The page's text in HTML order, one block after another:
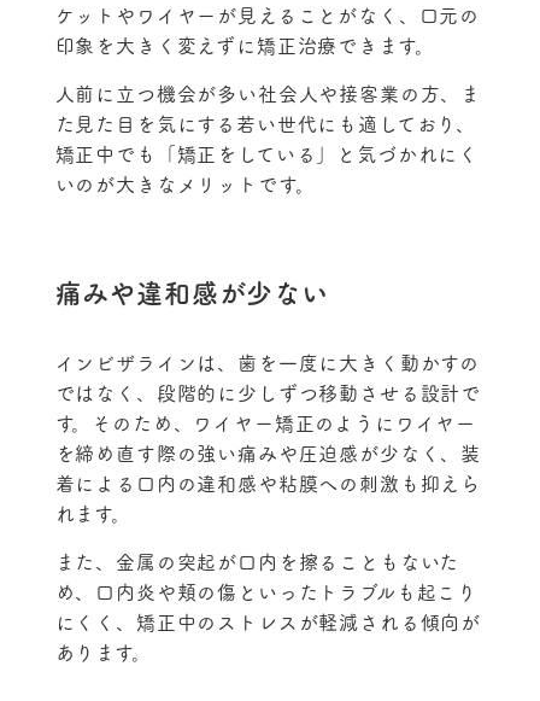
ケットやワイヤーが見えることがなく、口元の
印象を大きく変えずに矯正治療できます。
人前に立つ機会が多い社会人や接客業の方、ま
た見た目を気にする若い世代にも適しており、
矯正中でも「矯正をしている」と気づかれにく
いのが大きなメリットです。
痛みや違和感が少ない
インビザラインは、歯を一度に大きく動かすの
ではなく、段階的に少しずつ移動させる設計で
す。そのため、ワイヤー矯正のようにワイヤー
を締め直す際の強い痛みや圧迫感が少なく、装
着による口内の違和感や粘膜への刺激も抑えら
れます。
また、金属の突起が口内を擦ることもないた
め、口内炎や頬の傷といったトラブルも起こり
にくく、矯正中のストレスが軽減される傾向が
あります。